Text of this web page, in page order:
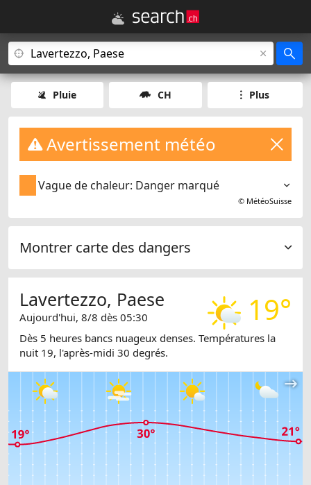
Pluie CH Plus
Avertissement météo
Vague de chaleur: Danger marqué
© MétéoSuisse
Montrer carte des dangers
19°
Lavertezzo, Paese
Aujourd'hui, 8/8 dès 05:30
Dès 5 heures bancs nuageux denses. Températures la
nuit 19, l'après-midi 30 degrés.